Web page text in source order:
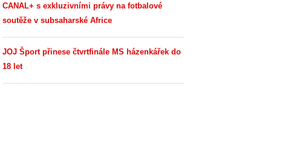
CANAL+ s exkluzivními právy na fotbalové
soutěže v subsaharské Africe
JOJ Šport přinese čtvrtfinále MS házenkářek do
18 let